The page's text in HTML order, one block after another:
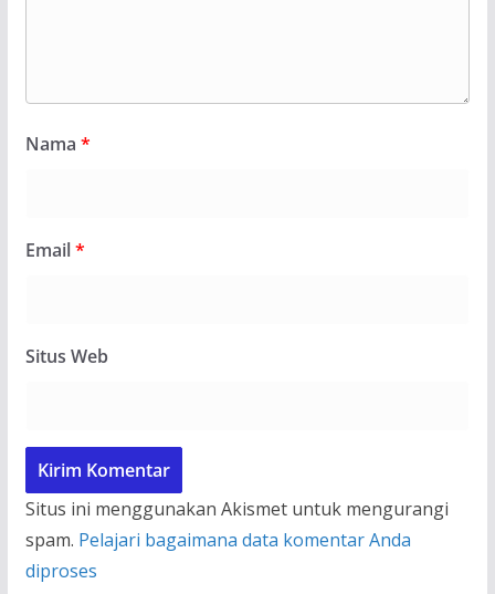
Nama *
Email*
Situs Web
Situs ini menggunakan Akismet untuk mengurangi
spam. Pelajari bagaimana data komentar Anda
diproses